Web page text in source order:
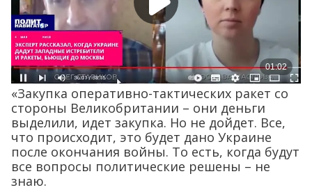
«Закупка оперативно-тактических ракет со
стороны Великобритании – они деньги
выделили, идет закупка. Но не дойдет. Все,
что происходит, это будет дано Украине
после окончания войны. То есть, когда будут
все вопросы политические решены – не
знаю.